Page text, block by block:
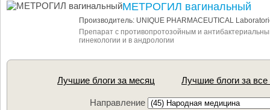
МЕТРОГИЛ вагинальный
Производитель: UNIQUE PHARMACEUTICAL
Препарат с противопротозойным и
гинекологии и в андрологии
Лучшие блоги за месяц Лучшие блоги за
Направление